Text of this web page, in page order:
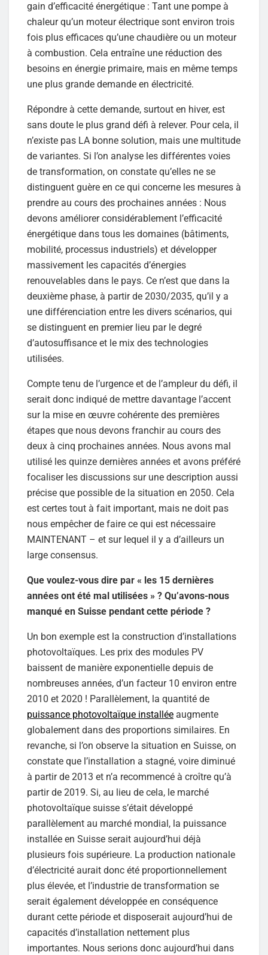
gain d’efficacité énergétique : Tant une pompe à
chaleur qu’un moteur électrique sont environ trois
fois plus efficaces qu’une chaudière ou un moteur
à combustion. Cela entraîne une réduction des
besoins en énergie primaire, mais en même temps
une plus grande demande en électricité.
Répondre à cette demande, surtout en hiver, est
sans doute le plus grand défi à relever. Pour cela, il
n’existe pas LA bonne solution, mais une multitude
de variantes. Si l’on analyse les différentes voies
de transformation, on constate qu’elles ne se
distinguent guère en ce qui concerne les mesures à
prendre au cours des prochaines années : Nous
devons améliorer considérablement l’efficacité
énergétique dans tous les domaines (bâtiments,
mobilité, processus industriels) et développer
massivement les capacités d’énergies
renouvelables dans le pays. Ce n’est que dans la
deuxième phase, à partir de 2030/2035, qu’il y a
une différenciation entre les divers scénarios, qui
se distinguent en premier lieu par le degré
d’autosuffisance et le mix des technologies
utilisées.
Compte tenu de l’urgence et de l’ampleur du défi, il
serait donc indiqué de mettre davantage l’accent
sur la mise en œuvre cohérente des premières
étapes que nous devons franchir au cours des
deux à cinq prochaines années. Nous avons mal
utilisé les quinze dernières années et avons préféré
focaliser les discussions sur une description aussi
précise que possible de la situation en 2050. Cela
est certes tout à fait important, mais ne doit pas
nous empêcher de faire ce qui est nécessaire
MAINTENANT – et sur lequel il y a d’ailleurs un
large consensus.
Que voulez-vous dire par « les 15 dernières
années ont été mal utilisées » ? Qu’avons-nous
manqué en Suisse pendant cette période ?
Un bon exemple est la construction d’installations
photovoltaïques. Les prix des modules PV
baissent de manière exponentielle depuis de
nombreuses années, d’un facteur 10 environ entre
2010 et 2020 ! Parallèlement, la quantité de
puissance photovoltaïque installée augmente
globalement dans des proportions similaires. En
revanche, si l’on observe la situation en Suisse, on
constate que l’installation a stagné, voire diminué
à partir de 2013 et n’a recommencé à croître qu’à
partir de 2019. Si, au lieu de cela, le marché
photovoltaïque suisse s’était développé
parallèlement au marché mondial, la puissance
installée en Suisse serait aujourd’hui déjà
plusieurs fois supérieure. La production nationale
d’électricité aurait donc été proportionnellement
plus élevée, et l’industrie de transformation se
serait également développée en conséquence
durant cette période et disposerait aujourd’hui de
capacités d’installation nettement plus
importantes. Nous serions donc aujourd’hui dans